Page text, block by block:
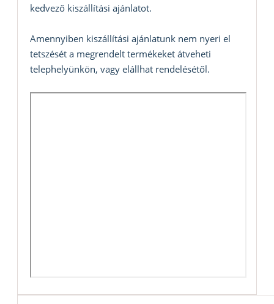
kedvező kiszállítási ajánlatot.
Amennyiben kiszállítási ajánlatunk nem nyeri el
tetszését a megrendelt termékeket átveheti
telephelyünkön, vagy elállhat rendelésétől.